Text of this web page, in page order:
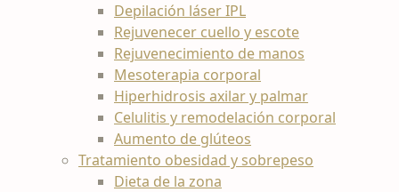
Depilación láser IPL
Rejuvenecer cuello y escote
Rejuvenecimiento de manos
Mesoterapia corporal
Hiperhidrosis axilar y palmar
Celulitis y remodelación corporal
Aumento de glúteos
Tratamiento obesidad y sobrepeso
Dieta de la zona